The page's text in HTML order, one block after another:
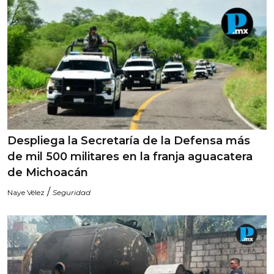
Despliega la Secretaría de la Defensa más
de mil 500 militares en la franja aguacatera
de Michoacán
Naye Vélez / Seguridad